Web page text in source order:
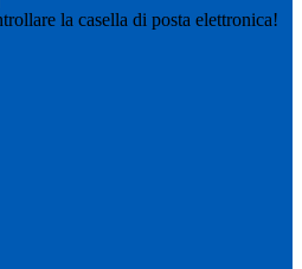
la casella di posta elettronica!